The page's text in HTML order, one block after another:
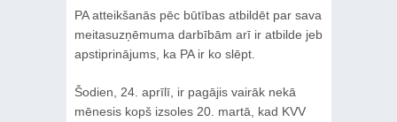
PA atteikšanās pēc būtības atbildēt par sava
meitasuzņēmuma darbībām arī ir atbilde jeb
apstiprinājums, ka PA ir ko slēpt.
Šodien, 24. aprīlī, ir pagājis vairāk nekā
mēnesis kopš izsoles 20. martā, kad KVV